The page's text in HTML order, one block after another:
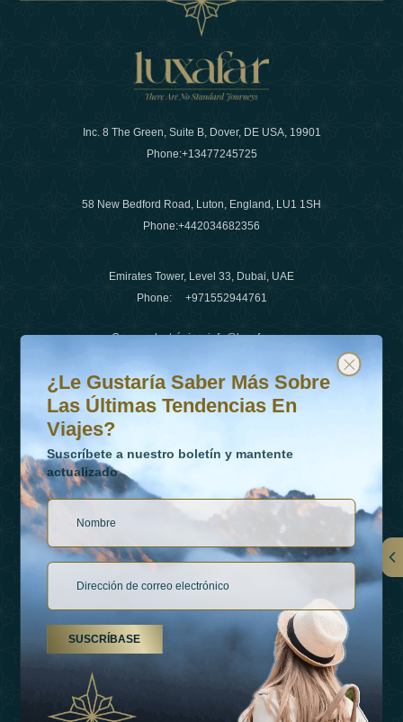
Inc. 8 The Green, Suite B, Dover, DE USA, 19901
Phone:+13477245725
58 New Bedford Road, Luton, England, LU1 1SH
Phone:+442034682356
Emirates Tower, Level 33, Dubai, UAE
Phone: +971552944761
Correo electrónico:info@luxafar.com
Número de WhatsApp
+442034682356
+971552944761
Vínculos
Tipos De Vacaciones
¿Le gustaría saber más sobre las últimas tendencias en
Suscríbete a nuestro boletín y mantente actualizado
¿Le Gustaría Saber Más Sobre
Las Últimas Tendencias En
Viajes?
Suscríbete a nuestro boletín y mantente
actualizado
SUSCRÍBASE